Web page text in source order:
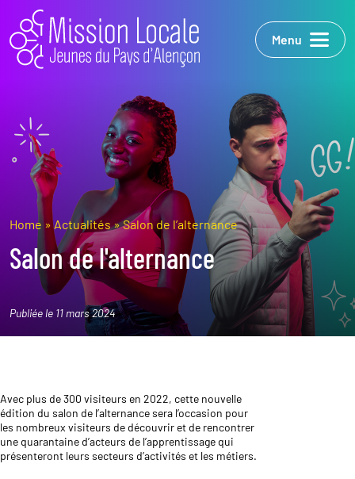
Menu
Home »Actualités»Salon de l’alternance
Salon de l'alternance
Publiée le 11 mars 2024
Avec plus de 300 visiteurs en 2022, cette nouvelle
édition du salon de l’alternance sera l’occasion pour
les nombreux visiteurs de découvrir et de rencontrer
une quarantaine d’acteurs de l’apprentissage qui
présenteront leurs secteurs d’activités et les métiers.